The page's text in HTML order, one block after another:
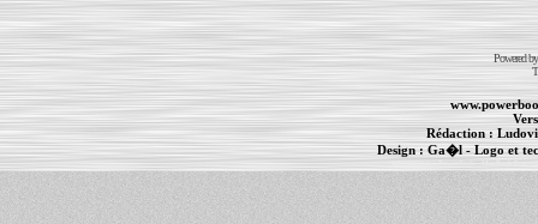
Powered
Rédaction :
Design : Ga�l- Logo et